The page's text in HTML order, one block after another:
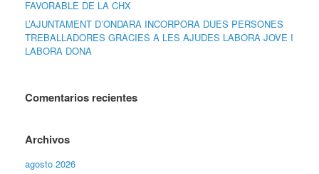
FAVORABLE DE LA CHX
L’AJUNTAMENT D’ONDARA INCORPORA DUES PERSONES
TREBALLADORES GRÀCIES A LES AJUDES LABORA JOVE I
LABORA DONA
Comentarios recientes
Archivos
agosto 2026